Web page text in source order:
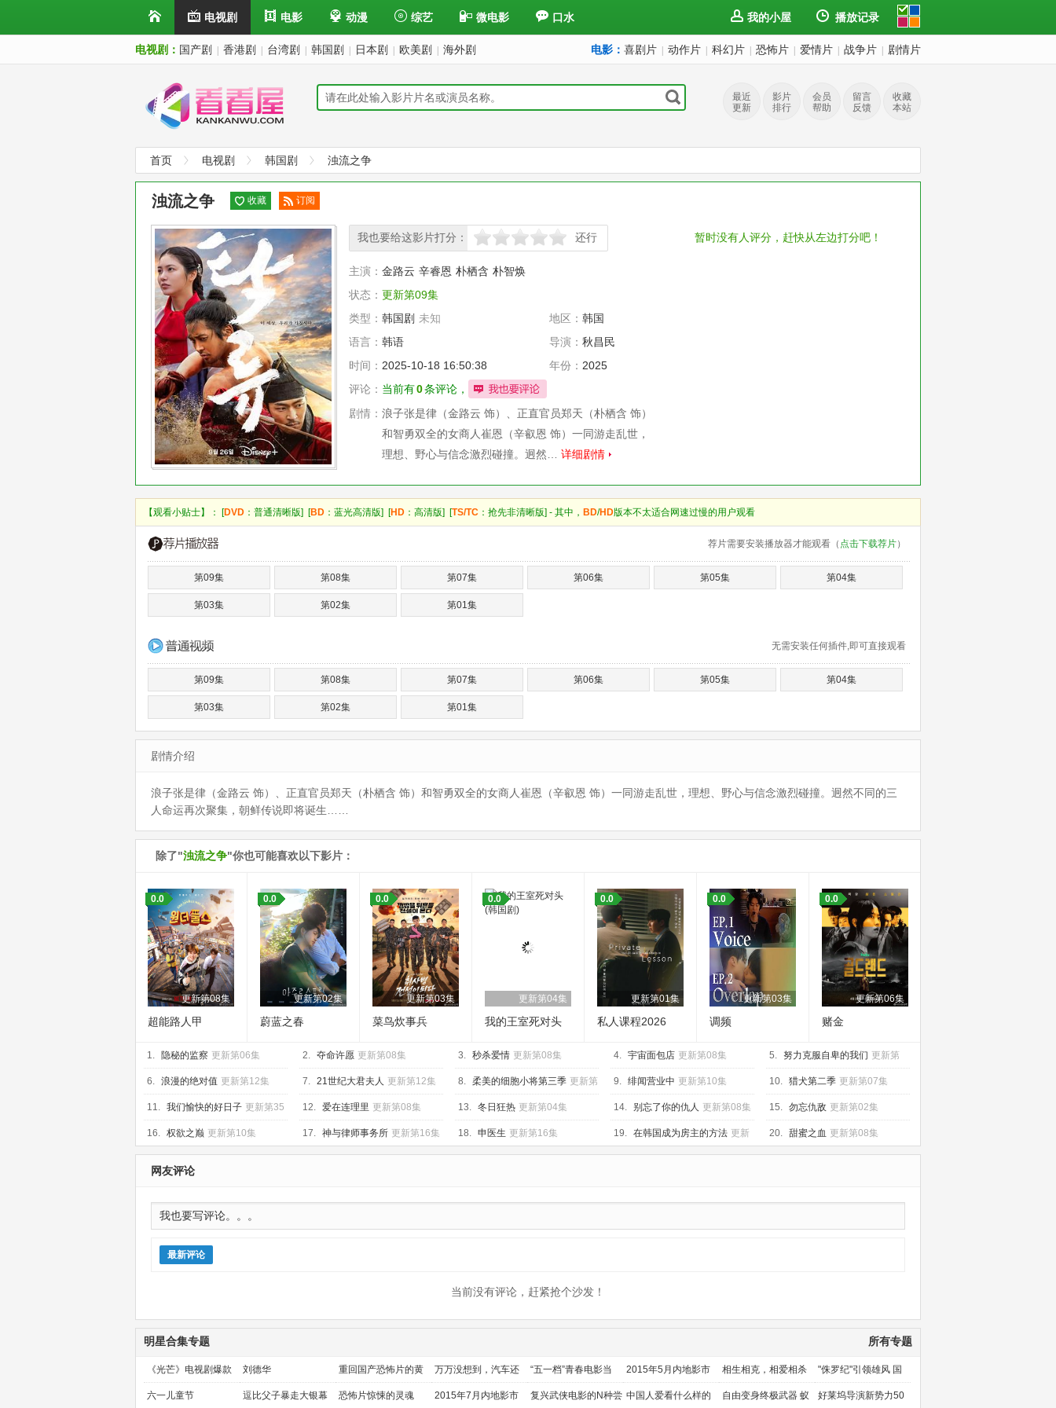
电视剧 电影 动漫 综艺 微电影 口水 我的小屋 播放记录
电视剧： 国产剧 香港剧 台湾剧 韩国剧 日本剧 欧美剧 海外剧 电影： 喜剧片 动作片 科幻片 恐怖片 爱情片 战争片 剧情片
最近
更新
影片
排行
会员
帮助
留言
反馈
收藏
本站
首页 电视剧 韩国剧 浊流之争
暂时没有人评分，赶快从左边打分吧！
浊流之争 收藏
订阅
我也要给这影片打分：
很差较差 还行推荐 力荐 还行
主演： 金路云 辛睿恩 朴栖含 朴智焕
状态： 更新第09集
类型： 韩国剧 未知 地区： 韩国
语言： 韩语 导演： 秋昌民
时间： 2025-10-18 16:50:38 年份： 2025
评论： 当前有0条评论，
剧情： 浪子张是律（金路云 饰）、正直官员郑天（朴栖含 饰）
和智勇双全的女商人崔恩（辛叡恩 饰）一同游走乱世，
理想、野心与信念激烈碰撞。迥然… 详细剧情
【观看小贴士】： [DVD ：普通清晰版] [BD ：蓝光高清版] [HD ：高清版] [TS/TC ：抢先非清晰版] - 其中， BD/HD版本不太适合网速过慢的用户观看
荐片需要安装播放器才能观看（ 点击下载荐片）
第09集 第08集 第07集 第06集 第05集 第04集
第03集 第02集 第01集
无需安装任何插件,即可直接观看
第09集 第08集 第07集 第06集 第05集 第04集
第03集 第02集 第01集
剧情介绍
浪子张是律（金路云 饰）、正直官员郑天（朴栖含 饰）和智勇双全的女商人崔恩（辛叡恩 饰）一同游走乱世，理想、野心与信念激烈碰撞。迥然不同的三
人命运再次聚集，朝鲜传说即将诞生……
除了"浊流之争"你也可能喜欢以下影片：
更新第08集
0.0
超能路人甲
更新第02集
0.0
蔚蓝之春
更新第03集
0.0
菜鸟炊事兵
更新第04集
0.0
我的王室死对头
更新第01集
0.0
私人课程2026
更新第03集
0.0
调频
更新第06集
0.0
赌金
1. 隐秘的监察 更新第06集 2. 夺命许愿 更新第08集 3. 秒杀爱情 更新第08集 4. 宇宙面包店 更新第08集 5. 努力克服自卑的我们 更新第
10集
6. 浪漫的绝对值 更新第12集 7. 21世纪大君夫人 更新第12集 8. 柔美的细胞小将第三季 更新第
08集
9. 绯闻营业中 更新第10集 10. 猎犬第二季 更新第07集
11. 我们愉快的好日子 更新第35
集
12. 爱在连理里 更新第08集 13. 冬日狂热 更新第04集 14. 别忘了你的仇人 更新第08集 15. 勿忘仇敌 更新第02集
16. 权欲之巅 更新第10集 17. 神与律师事务所 更新第16集 18. 申医生 更新第16集 19. 在韩国成为房主的方法 更新
第12集
20. 甜蜜之血 更新第08集
网友评论
最新评论
当前没有评论，赶紧抢个沙发！
所有专题
明星合集专题
《光芒》电视剧爆款
预定！
刘德华 重回国产恐怖片的黄
金时代
万万没想到，汽车还
能干这个？
“五一档”青春电影当
道
2015年5月内地影市
前瞻
相生相克，相爱相杀 "侏罗纪"引领雄风 国
产片下旬逆袭
六一儿童节 逗比父子暴走大银幕 恐怖片惊悚的灵魂 2015年7月内地影市 复兴武侠电影的N种尝 中国人爱看什么样的 自由变身终极武器 蚁 好莱坞导演新势力50